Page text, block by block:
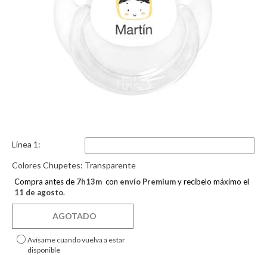
Línea 1:
Colores Chupetes: Transparente
Compra antes de 7h13m con envío Premiumy recíbelo máximo el
11 de agosto.
Avísame cuando vuelva a estar
disponible
AGOTADO